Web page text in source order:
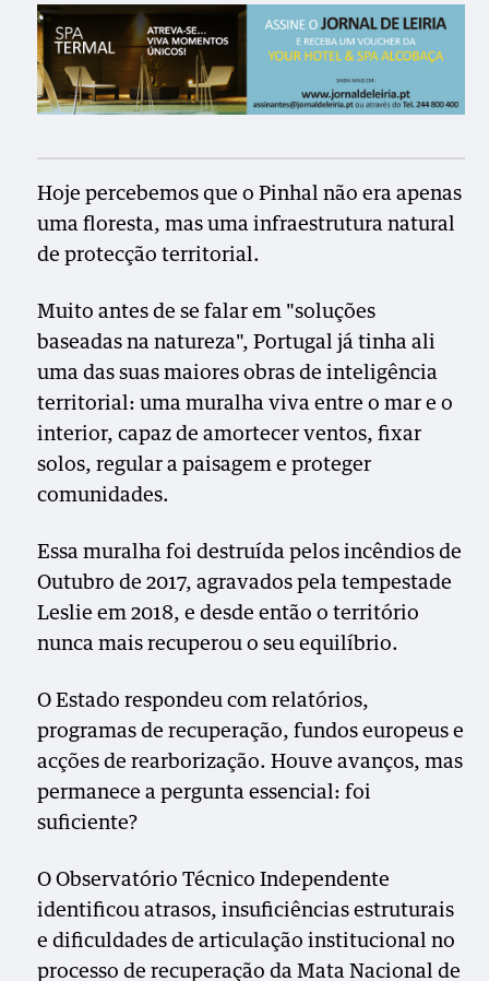
Hoje percebemos que o Pinhal não era apenas
uma floresta, mas uma infraestrutura natural
de protecção territorial.
Muito antes de se falar em "soluções
baseadas na natureza", Portugal já tinha ali
uma das suas maiores obras de inteligência
territorial: uma muralha viva entre o mar e o
interior, capaz de amortecer ventos, fixar
solos, regular a paisagem e proteger
comunidades.
Essa muralha foi destruída pelos incêndios de
Outubro de 2017, agravados pela tempestade
Leslie em 2018, e desde então o território
nunca mais recuperou o seu equilíbrio.
O Estado respondeu com relatórios,
programas de recuperação, fundos europeus e
acções de rearborização. Houve avanços, mas
permanece a pergunta essencial: foi
suficiente?
O Observatório Técnico Independente
identificou atrasos, insuficiências estruturais
e dificuldades de articulação institucional no
processo de recuperação da Mata Nacional de